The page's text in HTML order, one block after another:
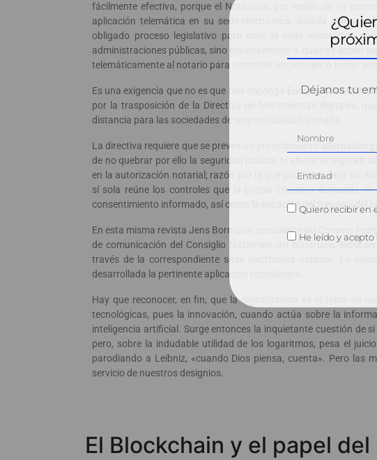
fácilmente efectiva, porque el Notariado, por medio de su
aplicación telemática en su sede electrónica, dotada como
obligado proceso legislativo para abrir la sede electrónica
administraciones públicas, sino especialmente a quienes deben
telemáticamente al notario para constituir sociedades o firmar
Es una exigencia que no es que nos imponga Europa, que
por la trasposición de la Directiva de herramientas digitales,
distancia para las sociedades de responsabilidad limitada.
La directiva requiere que se prevea un procedimiento alternativo
de no quebrar por ello la seguridad jurídica ni alterar el régimen
en la autorización notarial; razón por la que podemos decir sin
sí sola reúne los controles que la propia Directiva demanda
consentimiento informado, así como la evitación del fraude y del
En esta misma revista Jens Bormann, presidente del Consejo
de comunicación del Consiglio Nazionale del Notariato,
través de la correspondiente sede electrónica notarial. En
desarrollada la pertinente aplicación tecnológica.
Hay que reconocer, en fin, que la digitalización es el tema de
tecnológicas, pues la innovación, cuando actúa sobre la
inteligencia artificial. Surge entonces la inquietante cuestión de
pero, sobre la indudable utilidad de los logaritmos, pesa el
parodiando a Leibniz, «cuando Dios piensa, cuenta». Pero las
servicio de nuestros designios.
El Blockchain y el papel
Déjanos tu
Quiero recibir en
He leído y acepto